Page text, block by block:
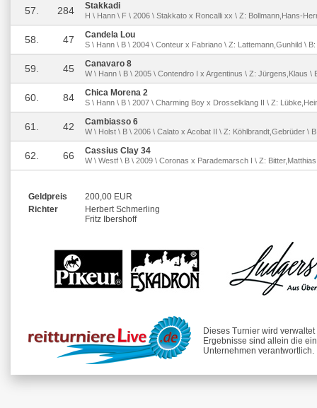
57. 284 Stakkadi
H \ Hann \ F \ 2006 \ Stakkato x Roncalli xx \ Z: Bollmann,Hans-
58. 47 Candela Lou
S \ Hann \ B \ 2004 \ Conteur x Fabriano \ Z: Lattemann,Gunhild \
59. 45 Canavaro 8
W \ Hann \ B \ 2005 \ Contendro I x Argentinus \ Z: Jürgens,Klaus \
60. 84 Chica Morena 2
S \ Hann \ B \ 2007 \ Charming Boy x Drosselklang II \ Z:
61. 42 Cambiasso 6
W \ Holst \ B \ 2006 \ Calato x Acobat II \ Z: Köhlbrandt,Gebrüder \
62. 66 Cassius Clay 34
W \ Westf \ B \ 2009 \ Coronas x Parademarsch I \ Z:
Geldpreis
200,00 EUR
Richter
Herbert Schmerling
Fritz Ibershoff
Dieses Turnier wird
Ergebnisse sind allein die
Unternehmen verantwortlich.